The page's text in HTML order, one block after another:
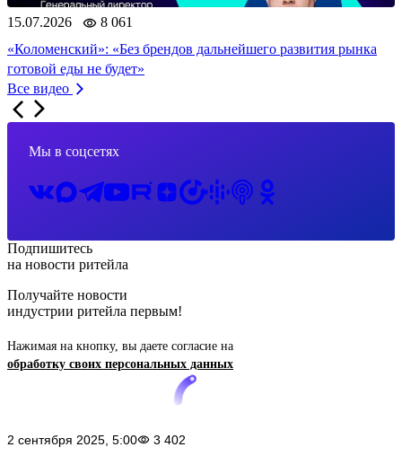
15.07.2026
8 061
«Коломенский»: «Без брендов дальнейшего развития рынка
готовой еды не будет»
Все видео
Мы в соцсетях
Подпишитесь
на новости ритейла
Получайте новости
индустрии ритейла первым!
Нажимая на кнопку, вы даете согласие на
обработку своих персональных данных
2 сентября 2025, 5:00 3 402